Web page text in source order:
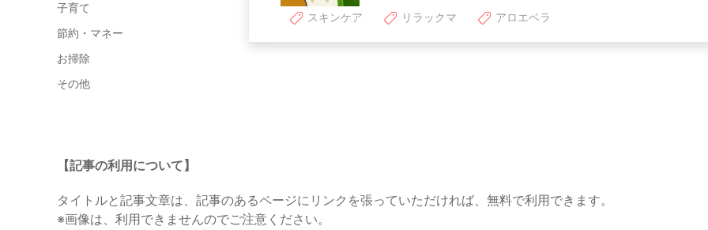
子育て
節約・マネー
お掃除
その他
スキンケア リラックマ アロエベラ
【記事の利用について】
タイトルと記事文章は、記事のあるページにリンクを張っていただければ、無料で利用できます。
※画像は、利用できませんのでご注意ください。